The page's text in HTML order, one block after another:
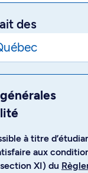
des
à titre
aux
XI) du